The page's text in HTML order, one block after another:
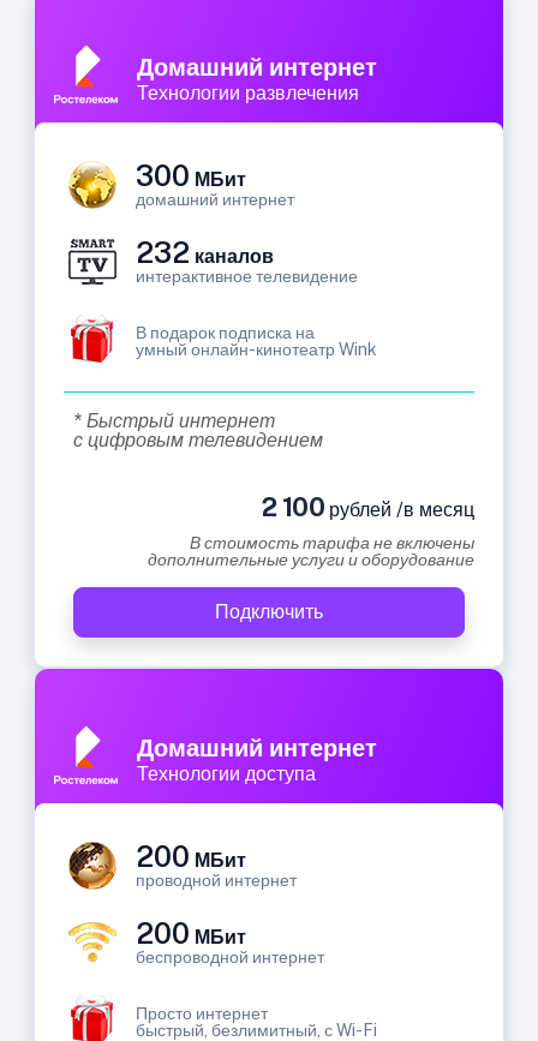
Домашний интернет
Технологии развлечения
300 МБит
домашний интернет
232 каналов
интерактивное телевидение
В подарок подписка на
умный онлайн-кинотеатр Wink
* Быстрый интернет
с цифровым телевидением
2 100 рублей /в месяц
В стоимость тарифа не включены
дополнительные услуги и оборудование
Подключить
Домашний интернет
Технологии доступа
200 МБит
проводной интернет
200 МБит
беспроводной интернет
Просто интернет
быстрый, безлимитный, с Wi-Fi